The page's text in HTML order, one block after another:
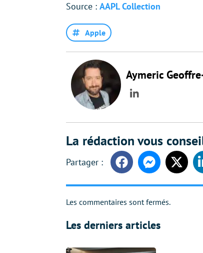
Source : AAPL Collection
Apple
Aymeric
LinkedIn
La rédaction vous
FacebookMessengerTwitter
Les commentaires sont fermés.
Les derniers articles